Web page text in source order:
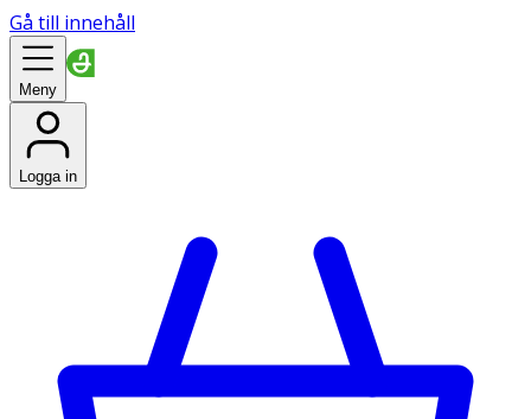
Gå till innehåll
Meny
Logga in